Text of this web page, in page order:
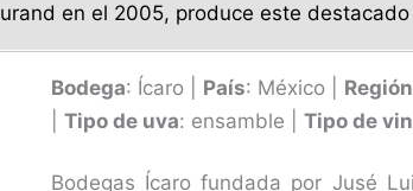
en el 2005, produce este
Bodega: Ícaro | País: México | Región
Tipo de uva: ensamble | Tipo de
Bodegas Ícaro fundada por Jusé